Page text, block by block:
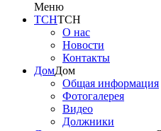
Меню
ТСНТСН
О нас
Новости
Контакты
ДомДом
Общая информация
Фотогалерея
Видео
Должники